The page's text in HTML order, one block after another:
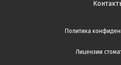
Политика
Лицензии